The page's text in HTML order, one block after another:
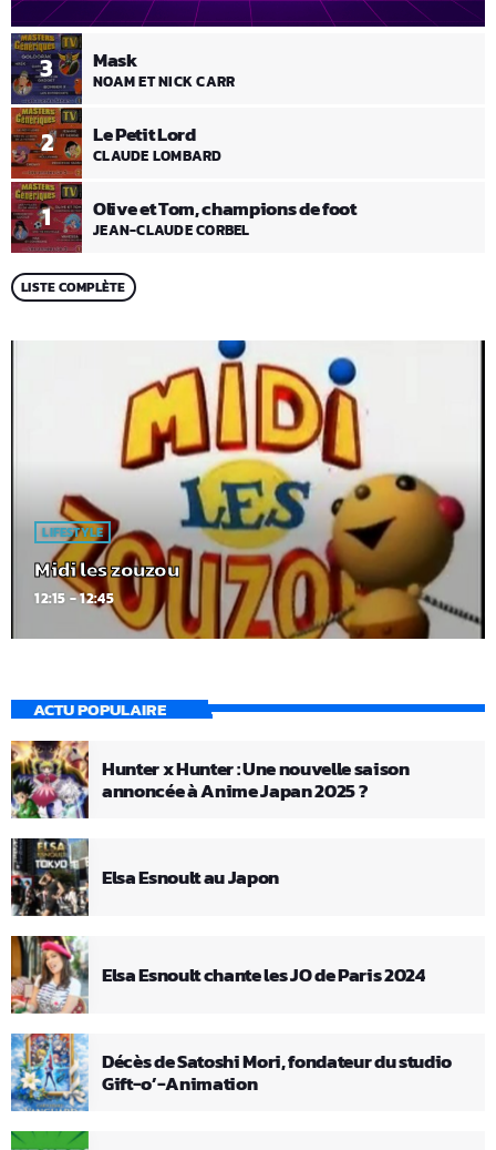
1 Olive et Tom, champions de foot
JEAN-CLAUDE CORBEL
2 Le Petit Lord
CLAUDE LOMBARD
3 Mask
NOAM ET NICK CARR
LISTE COMPLÈTE
LIFESTYLE
Midi les zouzou
12:15 - 12:45
ACTU POPULAIRE
Hunter x Hunter : Une nouvelle saison
annoncée à Anime Japan 2025 ?
Elsa Esnoult au Japon
Elsa Esnoult chante les JO de Paris 2024
Décès de Satoshi Mori, fondateur du studio
Gift-o’-Animation